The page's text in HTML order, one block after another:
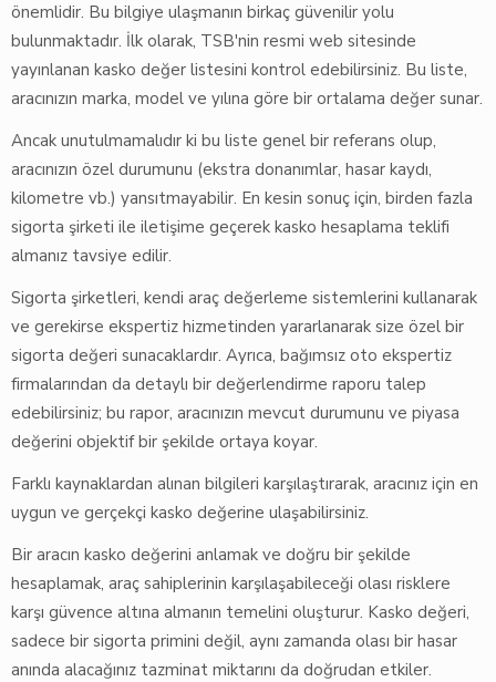
önemlidir. Bu bilgiye ulaşmanın birkaç güvenilir yolu
bulunmaktadır. İlk olarak, TSB'nin resmi web sitesinde
yayınlanan kasko değer listesini kontrol edebilirsiniz. Bu liste,
aracınızın marka, model ve yılına göre bir ortalama değer sunar.
Ancak unutulmamalıdır ki bu liste genel bir referans olup,
aracınızın özel durumunu (ekstra donanımlar, hasar kaydı,
kilometre vb.) yansıtmayabilir. En kesin sonuç için, birden fazla
sigorta şirketi ile iletişime geçerek kasko hesaplama teklifi
almanız tavsiye edilir.
Sigorta şirketleri, kendi araç değerleme sistemlerini kullanarak
ve gerekirse ekspertiz hizmetinden yararlanarak size özel bir
sigorta değeri sunacaklardır. Ayrıca, bağımsız oto ekspertiz
firmalarından da detaylı bir değerlendirme raporu talep
edebilirsiniz; bu rapor, aracınızın mevcut durumunu ve piyasa
değerini objektif bir şekilde ortaya koyar.
Farklı kaynaklardan alınan bilgileri karşılaştırarak, aracınız için en
uygun ve gerçekçi kasko değerine ulaşabilirsiniz.
Bir aracın kasko değerini anlamak ve doğru bir şekilde
hesaplamak, araç sahiplerinin karşılaşabileceği olası risklere
karşı güvence altına almanın temelini oluşturur. Kasko değeri,
sadece bir sigorta primini değil, aynı zamanda olası bir hasar
anında alacağınız tazminat miktarını da doğrudan etkiler.